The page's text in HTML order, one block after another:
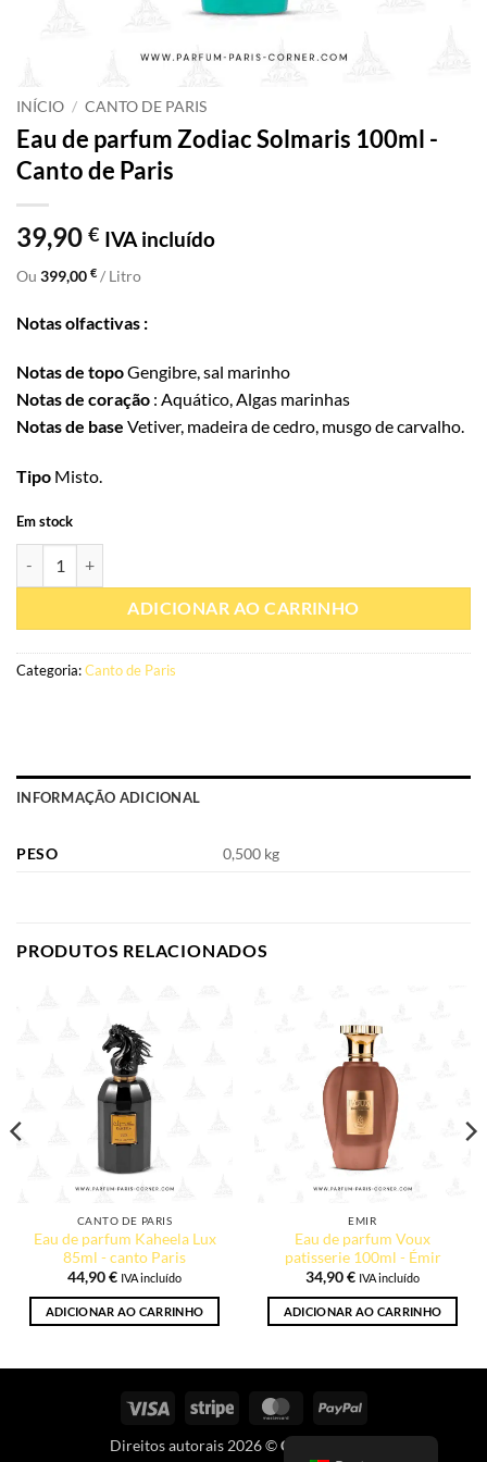
INÍCIO / CANTO DE PARIS
Eau de parfum Zodiac Solmaris 100ml -
Canto de Paris
39,90 € IVA incluído
Ou 399,00 € / Litro
Notas olfactivas :
Notas de topoGengibre, sal marinho
Notas de coração : Aquático, Algas marinhas
Notas de base Vetiver, madeira de cedro, musgo de carvalho.
Tipo Misto.
Em stock
ADICIONAR AO CARRINHO
Categoria:Canto de Paris
INFORMAÇÃO ADICIONAL
PESO 0,500 kg
PRODUTOS RELACIONADOS
CANTO DE PARIS
Eau de parfum Kaheela Lux
85ml - canto Paris
44,90€ IVA incluído
ADICIONAR AO CARRINHO
EMIR
Eau de parfum Voux
patisserie 100ml - Émir
34,90€ IVA incluído
ADICIONAR AO CARRINHO
Visto Riscas MasterCardPayPal
Direitos autorais 2026 ©Canto de Paris